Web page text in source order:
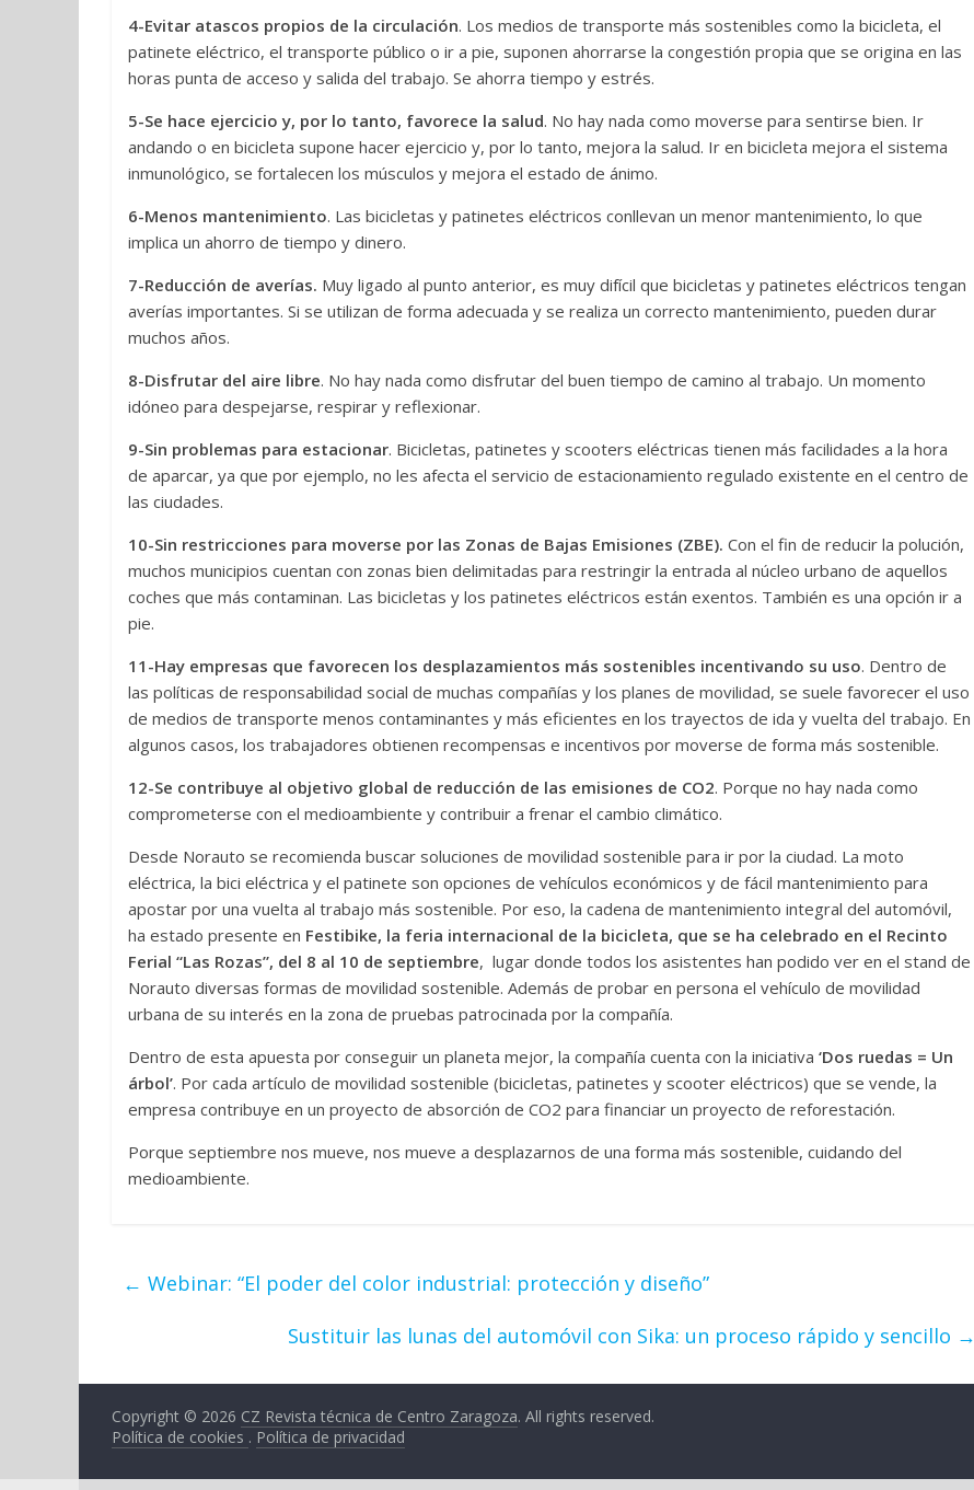
4-Evitar atascos propios de la circulación. Los medios de transporte más sostenibles como la bicicleta, el
patinete eléctrico, el transporte público o ir a pie, suponen ahorrarse la congestión propia que se origina en las
horas punta de acceso y salida del trabajo. Se ahorra tiempo y estrés.
5-Se hace ejercicio y, por lo tanto, favorece la salud. No hay nada como moverse para sentirse bien. Ir
andando o en bicicleta supone hacer ejercicio y, por lo tanto, mejora la salud. Ir en bicicleta mejora el sistema
inmunológico, se fortalecen los músculos y mejora el estado de ánimo.
6-Menos mantenimiento. Las bicicletas y patinetes eléctricos conllevan un menor mantenimiento, lo que
implica un ahorro de tiempo y dinero.
7-Reducción de averías. Muy ligado al punto anterior, es muy difícil que bicicletas y patinetes eléctricos tengan
averías importantes. Si se utilizan de forma adecuada y se realiza un correcto mantenimiento, pueden durar
muchos años.
8-Disfrutar del aire libre. No hay nada como disfrutar del buen tiempo de camino al trabajo. Un momento
idóneo para despejarse, respirar y reflexionar.
9-Sin problemas para estacionar. Bicicletas, patinetes y scooters eléctricas tienen más facilidades a la hora
de aparcar, ya que por ejemplo, no les afecta el servicio de estacionamiento regulado existente en el centro de
las ciudades.
10-Sin restricciones para moverse por las Zonas de Bajas Emisiones (ZBE). Con el fin de reducir la polución,
muchos municipios cuentan con zonas bien delimitadas para restringir la entrada al núcleo urbano de aquellos
coches que más contaminan. Las bicicletas y los patinetes eléctricos están exentos. También es una opción ir a
pie.
11-Hay empresas que favorecen los desplazamientos más sostenibles incentivando su uso. Dentro de
las políticas de responsabilidad social de muchas compañías y los planes de movilidad, se suele favorecer el uso
de medios de transporte menos contaminantes y más eficientes en los trayectos de ida y vuelta del trabajo. En
algunos casos, los trabajadores obtienen recompensas e incentivos por moverse de forma más sostenible.
12-Se contribuye al objetivo global de reducción de las emisiones de CO2. Porque no hay nada como
comprometerse con el medioambiente y contribuir a frenar el cambio climático.
Desde Norauto se recomienda buscar soluciones de movilidad sostenible para ir por la ciudad. La moto
eléctrica, la bici eléctrica y el patinete son opciones de vehículos económicos y de fácil mantenimiento para
apostar por una vuelta al trabajo más sostenible. Por eso, la cadena de mantenimiento integral del automóvil,
ha estado presente en Festibike, la feria internacional de la bicicleta, que se ha celebrado en el Recinto
Ferial “Las Rozas”, del 8 al 10 de septiembre, lugar donde todos los asistentes han podido ver en el stand de
Norauto diversas formas de movilidad sostenible. Además de probar en persona el vehículo de movilidad
urbana de su interés en la zona de pruebas patrocinada por la compañía.
Dentro de esta apuesta por conseguir un planeta mejor, la compañía cuenta con la iniciativa ‘Dos ruedas = Un
árbol’. Por cada artículo de movilidad sostenible (bicicletas, patinetes y scooter eléctricos) que se vende, la
empresa contribuye en un proyecto de absorción de CO2 para financiar un proyecto de reforestación.
Porque septiembre nos mueve, nos mueve a desplazarnos de una forma más sostenible, cuidando del
medioambiente.
← Webinar: “El poder del color industrial: protección y diseño”
Sustituir las lunas del automóvil con Sika: un proceso rápido y sencillo →
Copyright © 2026 CZ Revista técnica de Centro Zaragoza. All rights reserved.
Política de cookies . Política de privacidad